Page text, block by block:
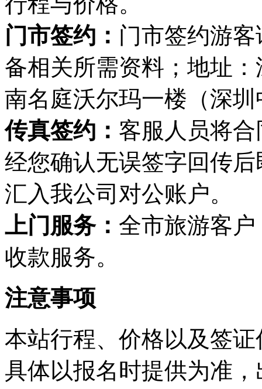
门市签约： 门市签约游
备相关所需资料；地址
南名庭沃尔玛一楼（深圳
传真签约： 客服人员将
经您确认无误签字回传
汇入我公司对公账户。
上门服务： 全市旅游客
收款服务。
注意事项
本站行程、价格以及签
具体以报名时提供为准